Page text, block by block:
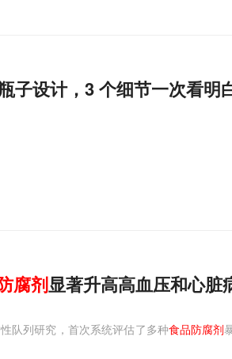
子设计，3 个细节一次看明
腐剂显著升高高血压和心脏
队列研究，首次系统评估了多种食品防腐剂